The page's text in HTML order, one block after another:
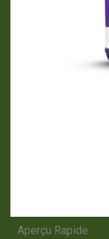
Aperçu Rapide